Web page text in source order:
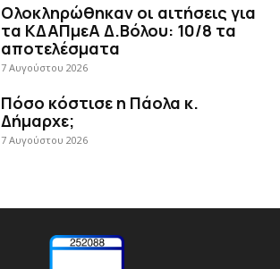
Ολοκληρώθηκαν οι αιτήσεις για
τα ΚΔΑΠμεΑ Δ.Βόλου: 10/8 τα
αποτελέσματα
7 Αυγούστου 2026
Πόσο κόστισε η Πάολα κ.
Δήμαρχε;
7 Αυγούστου 2026